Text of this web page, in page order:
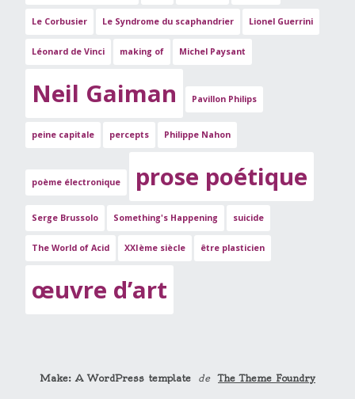
Le Corbusier Le Syndrome du scaphandrier Lionel Guerrini
Léonard de Vinci making of Michel Paysant
Neil Gaiman Pavillon Philips
peine capitale percepts Philippe Nahon
poème électronique prose poétique
Serge Brussolo Something's Happening suicide
The World of Acid XXIème siècle être plasticien
œuvre d’art
Make: A WordPress template de The Theme Foundry